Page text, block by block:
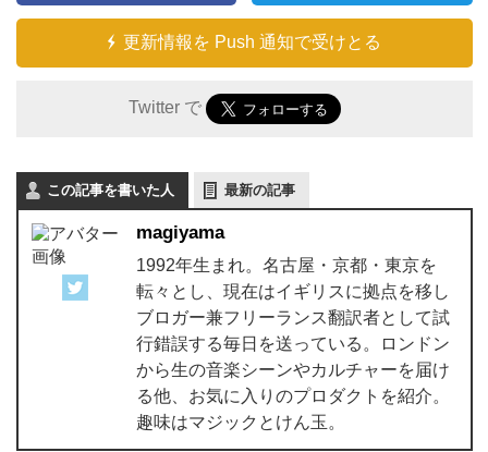
更新情報を Push 通知で受けとる
Twitter で
この記事を書いた人 最新の記事
magiyama
1992年生まれ。名古屋・京都・東京を
転々とし、現在はイギリスに拠点を移し
ブロガー兼フリーランス翻訳者として試
行錯誤する毎日を送っている。ロンドン
から生の音楽シーンやカルチャーを届け
る他、お気に入りのプロダクトを紹介。
趣味はマジックとけん玉。